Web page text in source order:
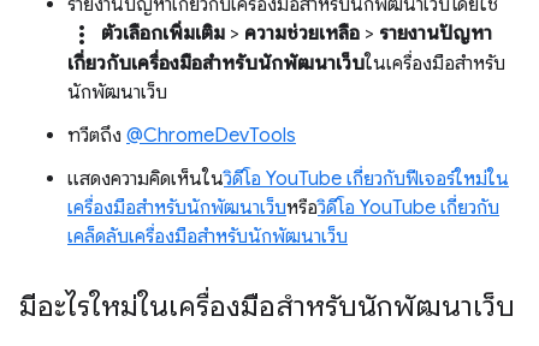
รายงานปัญหาเกี่ยวกับเครื่องมือสำหรับนักพัฒนาเว็บโดยใช้
more_vert ตัวเลือกเพิ่มเติม > ความช่วยเหลือ > รายงานปัญหา
เกี่ยวกับเครื่องมือสำหรับนักพัฒนาเว็บในเครื่องมือสำหรับ
นักพัฒนาเว็บ
ทวีตถึง @ChromeDevTools
แสดงความคิดเห็นในวิดีโอ YouTube เกี่ยวกับฟีเจอร์ใหม่ใน
เครื่องมือสำหรับนักพัฒนาเว็บหรือวิดีโอ YouTube เกี่ยวกับ
เคล็ดลับเครื่องมือสำหรับนักพัฒนาเว็บ
มีอะไรใหม่ในเครื่องมือสำหรับนักพัฒนาเว็บ